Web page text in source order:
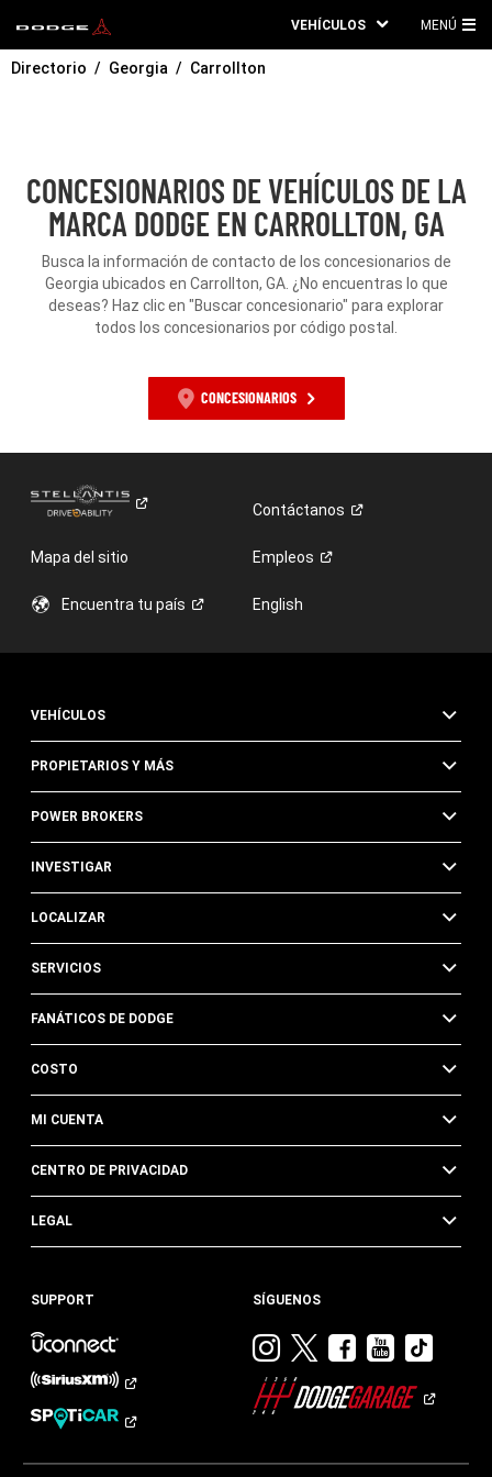
VEHÍCULOS MENÚ
Directorio Georgia Carrollton
CONCESIONARIOS DE VEHÍCULOS DE LA
MARCA DODGE EN CARROLLTON, GA
Busca la información de contacto de los concesionarios de
Georgia ubicados en Carrollton, GA. ¿No encuentras lo que
deseas? Haz clic en "Buscar concesionario" para explorar
todos los concesionarios por código postal.
CONCESIONARIOS
Contáctanos
Mapa del sitio Empleos
Encuentra tu país English
VEHÍCULOS
PROPIETARIOS Y MÁS
POWER BROKERS
INVESTIGAR
LOCALIZAR
SERVICIOS
FANÁTICOS DE DODGE
COSTO
MI CUENTA
CENTRO DE PRIVACIDAD
LEGAL
SUPPORT SÍGUENOS
Visitar
Dodge
en
Visitar
en
Visitar
en
Visitar
en en